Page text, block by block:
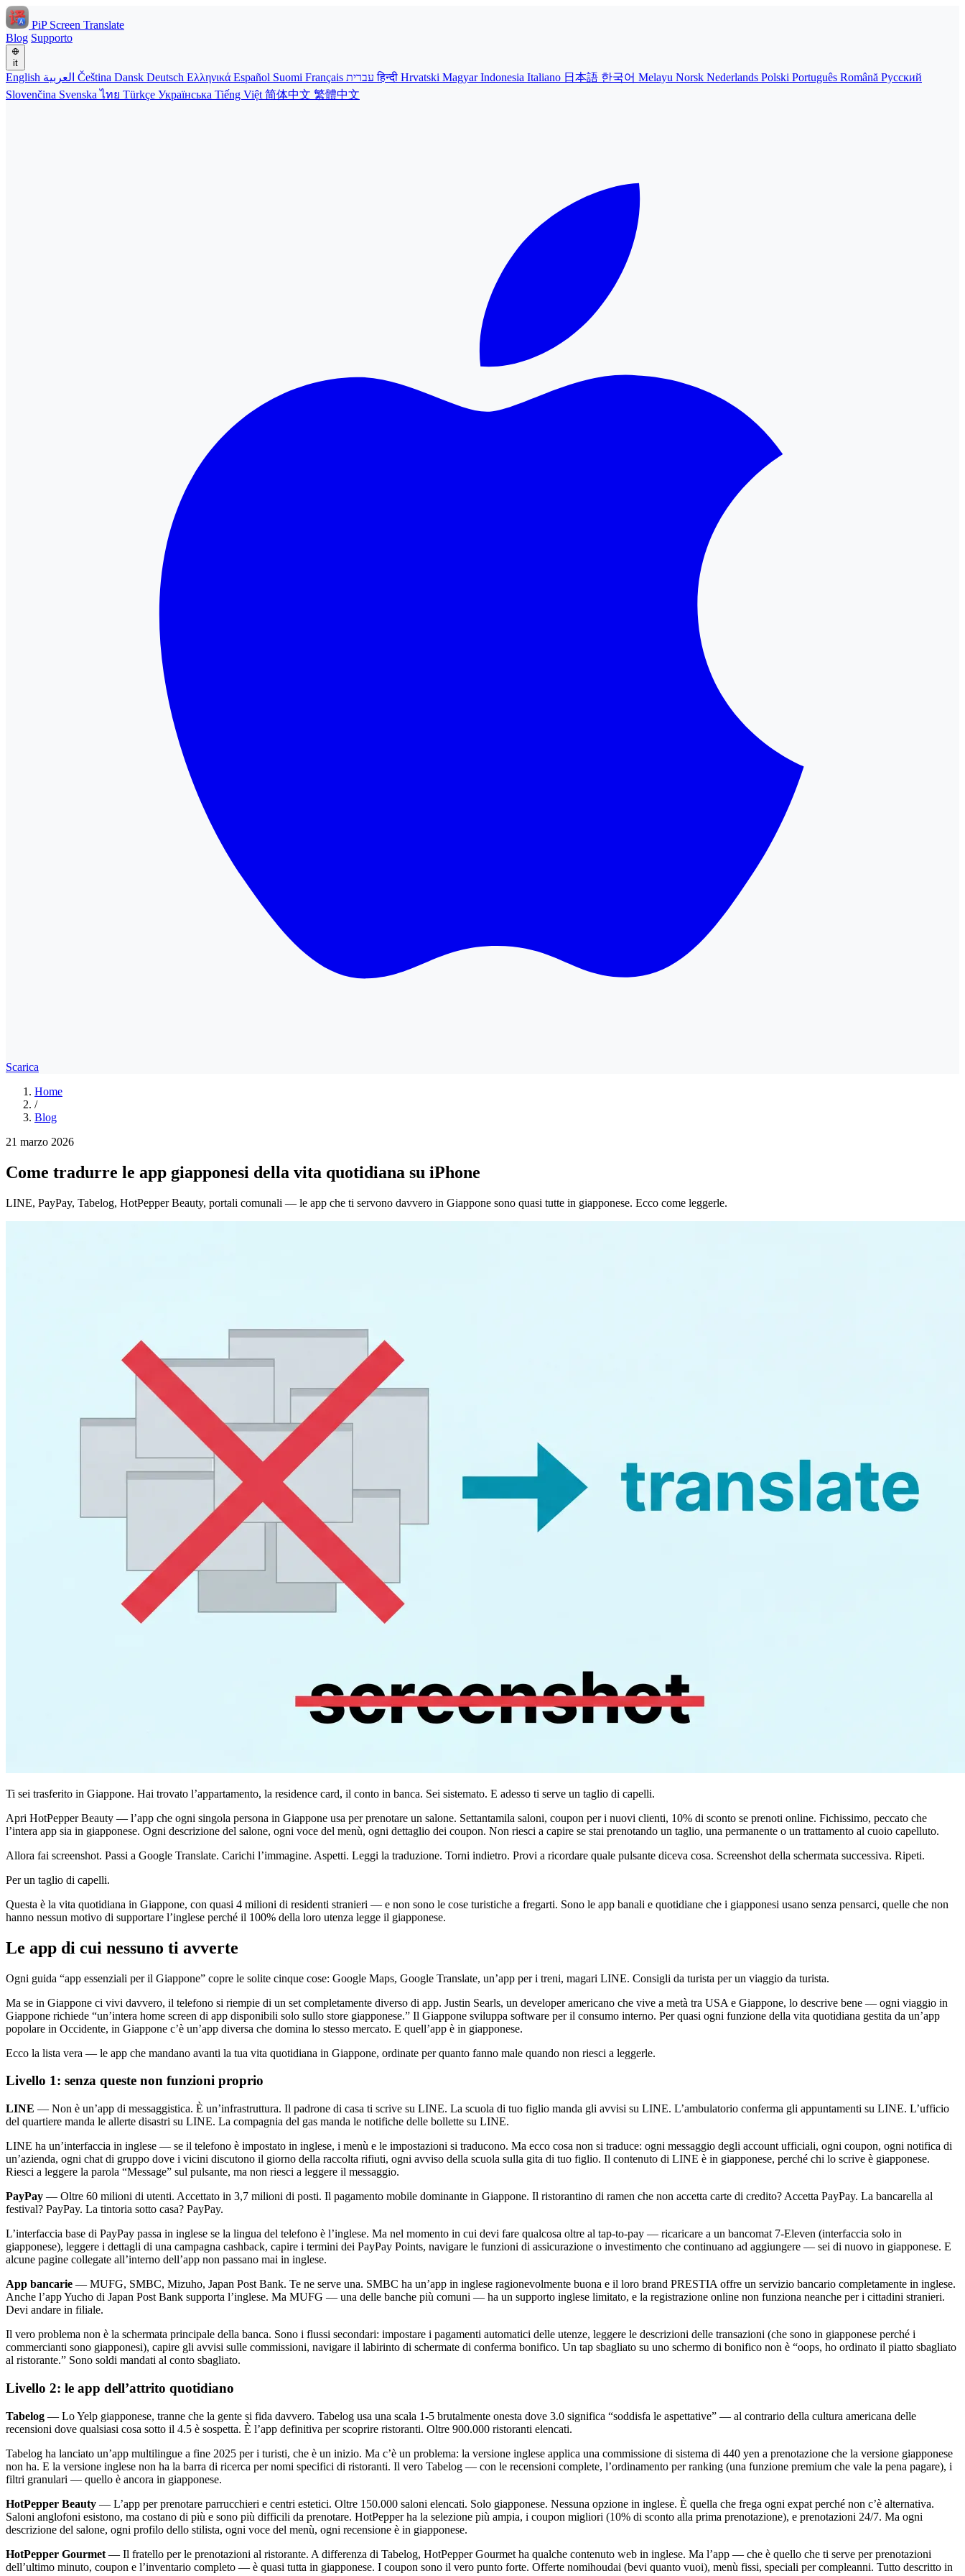
PiP Screen Translate
Blog Supporto
it
English Čeština Dansk Deutsch Ελληνικά Español Suomi Français עבריתहिन्दी Hrvatski MagyarIndonesia Italiano 日本語 한국어 Melayu Norsk Nederlands Polski Português Română Русский
Slovenčina Svenskaไทย Türkçe Українська Tiếng Việt 简体中文 繁體中文
Scarica
Home
/
Blog
21 marzo 2026
Come tradurre le app giapponesi della vita quotidiana su iPhone
LINE, PayPay, Tabelog, HotPepper Beauty, portali comunali — le app che ti servono davvero in Giappone sono quasi tutte in giapponese. Ecco come leggerle.
Ti sei trasferito in Giappone. Hai trovato l’appartamento, la residence card, il conto in banca. Sei sistemato. E adesso ti serve un taglio di capelli.
Apri HotPepper Beauty — l’app che ogni singola persona in Giappone usa per prenotare un salone. Settantamila saloni, coupon per i nuovi clienti, 10% di sconto se prenoti online. Fichissimo, peccato che
l’intera app sia in giapponese. Ogni descrizione del salone, ogni voce del menù, ogni dettaglio dei coupon. Non riesci a capire se stai prenotando un taglio, una permanente o un trattamento al cuoio capelluto.
Allora fai screenshot. Passi a Google Translate. Carichi l’immagine. Aspetti. Leggi la traduzione. Torni indietro. Provi a ricordare quale pulsante diceva cosa. Screenshot della schermata successiva. Ripeti.
Per un taglio di capelli.
Questa è la vita quotidiana in Giappone, con quasi 4 milioni di residenti stranieri — e non sono le cose turistiche a fregarti. Sono le app banali e quotidiane che i giapponesi usano senza pensarci, quelle che non
hanno nessun motivo di supportare l’inglese perché il 100% della loro utenza legge il giapponese.
Le app di cui nessuno ti avverte
Ogni guida “app essenziali per il Giappone” copre le solite cinque cose: Google Maps, Google Translate, un’app per i treni, magari LINE. Consigli da turista per un viaggio da turista.
Ma se in Giappone ci vivi davvero, il telefono si riempie di un set completamente diverso di app. Justin Searls, un developer americano che vive a metà tra USA e Giappone, lo descrive bene — ogni viaggio in
Giappone richiede “un’intera home screen di app disponibili solo sullo store giapponese.” Il Giappone sviluppa software per il consumo interno. Per quasi ogni funzione della vita quotidiana gestita da un’app
popolare in Occidente, in Giappone c’è un’app diversa che domina lo stesso mercato. E quell’app è in giapponese.
Ecco la lista vera — le app che mandano avanti la tua vita quotidiana in Giappone, ordinate per quanto fanno male quando non riesci a leggerle.
Livello 1: senza queste non funzioni proprio
LINE — Non è un’app di messaggistica. È un’infrastruttura. Il padrone di casa ti scrive su LINE. La scuola di tuo figlio manda gli avvisi su LINE. L’ambulatorio conferma gli appuntamenti su LINE. L’ufficio
del quartiere manda le allerte disastri su LINE. La compagnia del gas manda le notifiche delle bollette su LINE.
LINE ha un’interfaccia in inglese — se il telefono è impostato in inglese, i menù e le impostazioni si traducono. Ma ecco cosa non si traduce: ogni messaggio degli account ufficiali, ogni coupon, ogni notifica di
un’azienda, ogni chat di gruppo dove i vicini discutono il giorno della raccolta rifiuti, ogni avviso della scuola sulla gita di tuo figlio. Il contenuto di LINE è in giapponese, perché chi lo scrive è giapponese.
Riesci a leggere la parola “Message” sul pulsante, ma non riesci a leggere il messaggio.
PayPay — Oltre 60 milioni di utenti. Accettato in 3,7 milioni di posti. Il pagamento mobile dominante in Giappone. Il ristorantino di ramen che non accetta carte di credito? Accetta PayPay. La bancarella al
festival? PayPay. La tintoria sotto casa? PayPay.
L’interfaccia base di PayPay passa in inglese se la lingua del telefono è l’inglese. Ma nel momento in cui devi fare qualcosa oltre al tap-to-pay — ricaricare a un bancomat 7-Eleven (interfaccia solo in
giapponese), leggere i dettagli di una campagna cashback, capire i termini dei PayPay Points, navigare le funzioni di assicurazione o investimento che continuano ad aggiungere — sei di nuovo in giapponese. E
alcune pagine collegate all’interno dell’app non passano mai in inglese.
App bancarie — MUFG, SMBC, Mizuho, Japan Post Bank. Te ne serve una. SMBC ha un’app in inglese ragionevolmente buona e il loro brand PRESTIA offre un servizio bancario completamente in inglese.
Anche l’app Yucho di Japan Post Bank supporta l’inglese. Ma MUFG — una delle banche più comuni — ha un supporto inglese limitato, e la registrazione online non funziona neanche per i cittadini stranieri.
Devi andare in filiale.
Il vero problema non è la schermata principale della banca. Sono i flussi secondari: impostare i pagamenti automatici delle utenze, leggere le descrizioni delle transazioni (che sono in giapponese perché i
commercianti sono giapponesi), capire gli avvisi sulle commissioni, navigare il labirinto di schermate di conferma bonifico. Un tap sbagliato su uno schermo di bonifico non è “oops, ho ordinato il piatto sbagliato
al ristorante.” Sono soldi mandati al conto sbagliato.
Livello 2: le app dell’attrito quotidiano
Tabelog — Lo Yelp giapponese, tranne che la gente si fida davvero. Tabelog usa una scala 1-5 brutalmente onesta dove 3.0 significa “soddisfa le aspettative” — al contrario della cultura americana delle
recensioni dove qualsiasi cosa sotto il 4.5 è sospetta. È l’app definitiva per scoprire ristoranti. Oltre 900.000 ristoranti elencati.
Tabelog ha lanciato un’app multilingue a fine 2025 per i turisti, che è un inizio. Ma c’è un problema: la versione inglese applica una commissione di sistema di 440 yen a prenotazione che la versione giapponese
non ha. E la versione inglese non ha la barra di ricerca per nomi specifici di ristoranti. Il vero Tabelog — con le recensioni complete, l’ordinamento per ranking (una funzione premium che vale la pena pagare), i
filtri granulari — quello è ancora in giapponese.
HotPepper Beauty — L’app per prenotare parrucchieri e centri estetici. Oltre 150.000 saloni elencati. Solo giapponese. Nessuna opzione in inglese. È quella che frega ogni expat perché non c’è alternativa.
Saloni anglofoni esistono, ma costano di più e sono più difficili da prenotare. HotPepper ha la selezione più ampia, i coupon migliori (10% di sconto alla prima prenotazione), e prenotazioni 24/7. Ma ogni
descrizione del salone, ogni profilo dello stilista, ogni voce del menù, ogni recensione è in giapponese.
HotPepper Gourmet — Il fratello per le prenotazioni al ristorante. A differenza di Tabelog, HotPepper Gourmet ha qualche contenuto web in inglese. Ma l’app — che è quello che ti serve per prenotazioni
dell’ultimo minuto, coupon e l’inventario completo — è quasi tutta in giapponese. I coupon sono il vero punto forte. Offerte nomihoudai (bevi quanto vuoi), menù fissi, speciali per compleanni. Tutto descritto in